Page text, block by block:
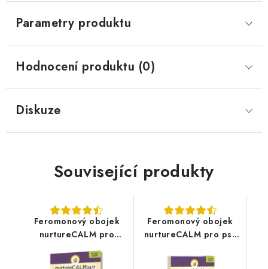
Parametry produktu
Hodnocení produktu (0)
Diskuze
Související produkty
Feromonový obojek
nurtureCALM pro
kočky 32cm
Feromonový obojek
nurtureCALM pro psy